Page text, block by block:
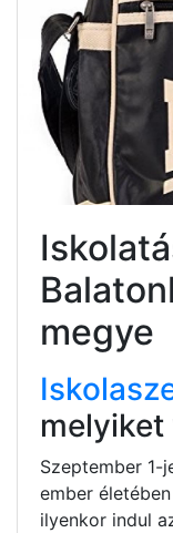
megye
melyiket
Szeptember 1-
ember
ilyenkor indul